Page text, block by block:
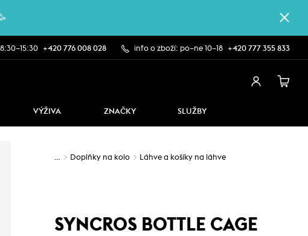
+420 776 008 028 info o zboží: po–ne 10–18 +420 777 355 833
VÝŽIVA ZNAČKY SLUŽBY
… Doplňky na kolo Láhve a košíky na láhve
SYNCROS BOTTLE CAGE